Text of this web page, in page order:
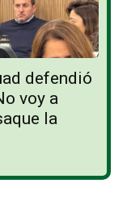
defendió
voy a
la